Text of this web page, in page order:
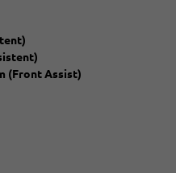
(Front Assist)